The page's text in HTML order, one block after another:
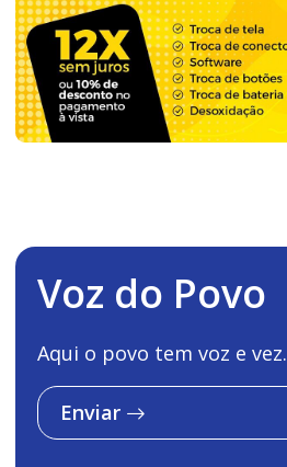
Voz do Povo
Aqui o povo tem voz e vez.
Enviar